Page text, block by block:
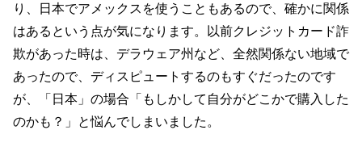
り、日本でアメックスを使うこともあるので、確かに関係
はあるという点が気になります。以前クレジットカード詐
欺があった時は、デラウェア州など、全然関係ない地域で
あったので、ディスピュートするのもすぐだったのです
が、「日本」の場合「もしかして自分がどこかで購入した
のかも？」と悩んでしまいました。